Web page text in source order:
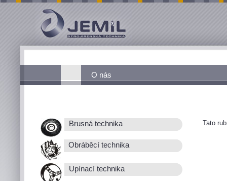
O nás
Brusná technika
Obráběcí technika
Upínací technika
Tato